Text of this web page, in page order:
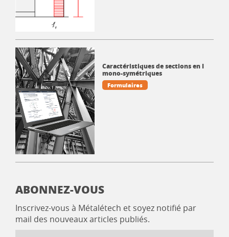
Caractéristiques de sections en I
mono-symétriques
Formulaires
ABONNEZ-VOUS
Inscrivez-vous à Métalétech et soyez notifié par
mail des nouveaux articles publiés.